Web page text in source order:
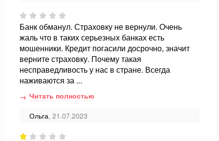
Банк обманул. Страховку не вернули. Очень
жаль что в таких серьезных банках есть
мошенники. Кредит погасили досрочно, значит
верните страховку. Почему такая
несправедливость у нас в стране. Всегда
наживаются за ...
Читать полностью
Ольга, 21.07.2023